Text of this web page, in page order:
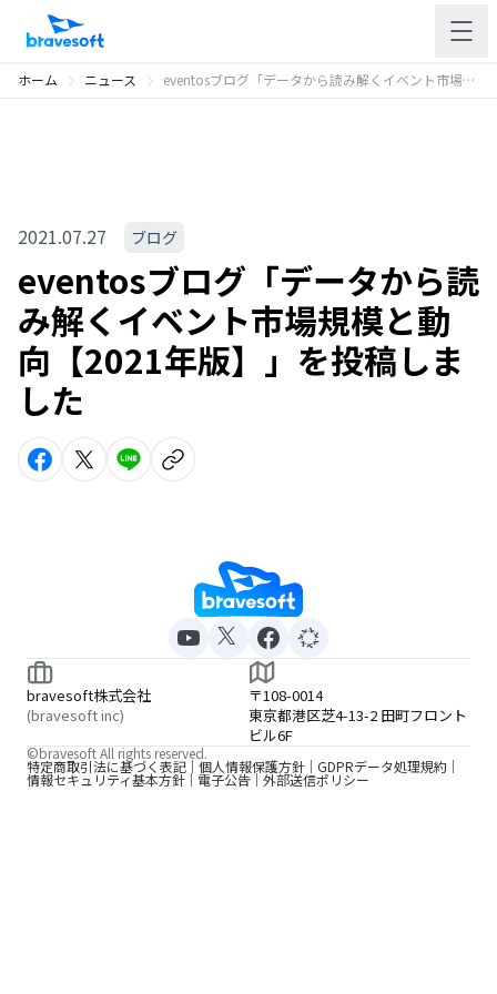
ホーム ニュース eventosブログ「データから読み解くイベント市場規模と動向【2021年版】」を投稿しました
2021.07.27 ブログ
eventosブログ「データから読
み解くイベント市場規模と動
向【2021年版】」を投稿しま
した
bravesoft株式会社
(bravesoft inc)
〒108-0014
東京都港区芝4-13-2 田町フロント
ビル6F
特定商取引法に基づく表記 個人情報保護方針 GDPRデータ処理規約
情報セキュリティ基本方針 電子公告 外部送信ポリシー
©bravesoft All rights reserved.